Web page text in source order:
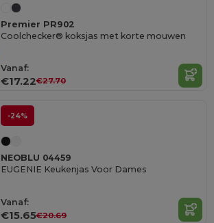
Premier PR902
Coolchecker® koksjas met korte mouwen
Vanaf:
€17.22€27.70
-24%
NEOBLU 04459
EUGENIE Keukenjas Voor Dames
Vanaf:
€15.65€20.69